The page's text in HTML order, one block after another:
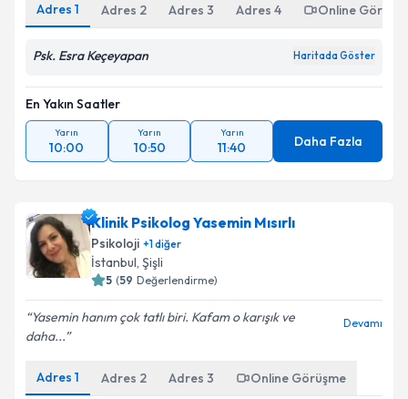
Adres 1 Adres 2 Adres 3 Adres 4 Online
Psk. Esra Keçeyapan Haritada Göster
En Yakın Saatler
Yarın
10:00
Yarın
10:50
Yarın
11:40 Daha Fazla
Klinik Psikolog Yasemin Mısırlı
Psikoloji +1diğer
İstanbul, Şişli
5 (59 Değerlendirme)
Yasemin hanım çok tatlı biri. Kafam o karışık ve
daha...
Devamı
Adres 1 Adres 2 Adres 3 Online Görüşme